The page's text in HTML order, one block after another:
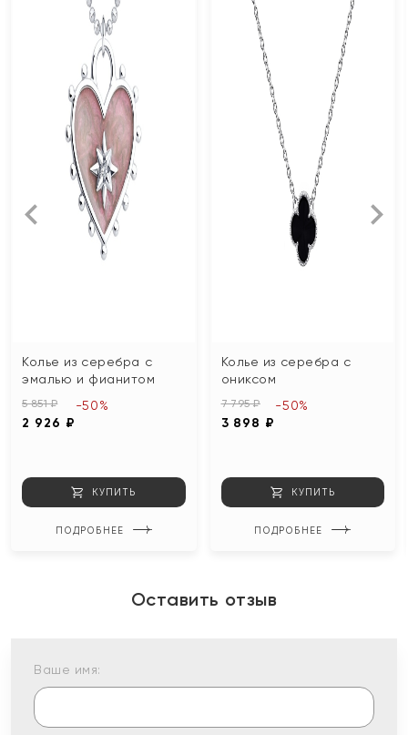
Колье из серебра с
эмалью и фианитом
5 851 ₽
2 926 ₽
-50%
КУПИТЬ
ПОДРОБНЕЕ
Колье из серебра с
ониксом
7 795 ₽
3 898 ₽
-50%
КУПИТЬ
ПОДРОБНЕЕ
Оставить отзыв
Ваше имя: